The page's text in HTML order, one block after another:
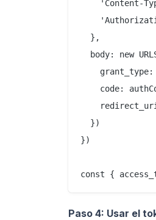
'Content-
  },
body: new
code:
  })
})
Paso 4: Usar el